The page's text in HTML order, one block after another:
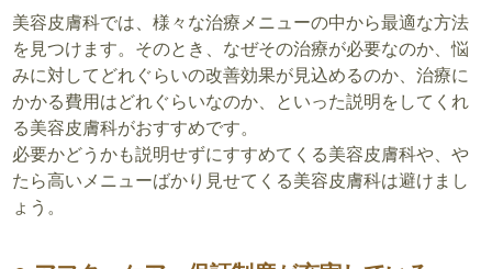
美容皮膚科では、様々な治療メニューの中から最適な方法
を見つけます。そのとき、なぜその治療が必要なのか、悩
みに対してどれぐらいの改善効果が見込めるのか、治療に
かかる費用はどれぐらいなのか、といった説明をしてくれ
る美容皮膚科がおすすめです。
必要かどうかも説明せずにすすめてくる美容皮膚科や、や
たら高いメニューばかり見せてくる美容皮膚科は避けまし
ょう。